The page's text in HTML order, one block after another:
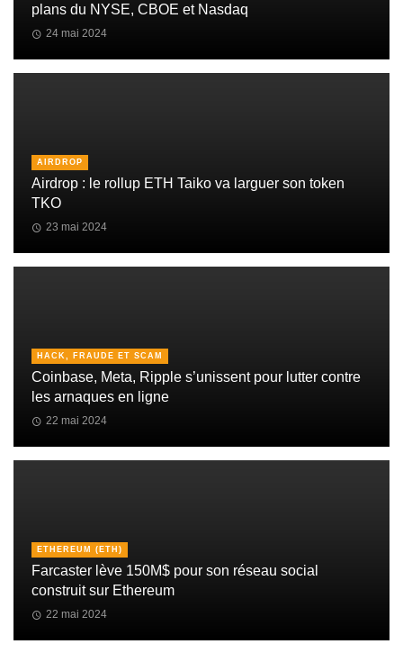
plans du NYSE, CBOE et Nasdaq
24 mai 2024
AIRDROP
Airdrop : le rollup ETH Taiko va larguer son token
TKO
23 mai 2024
HACK, FRAUDE ET SCAM
Coinbase, Meta, Ripple s’unissent pour lutter contre
les arnaques en ligne
22 mai 2024
ETHEREUM (ETH)
Farcaster lève 150M$ pour son réseau social
construit sur Ethereum
22 mai 2024